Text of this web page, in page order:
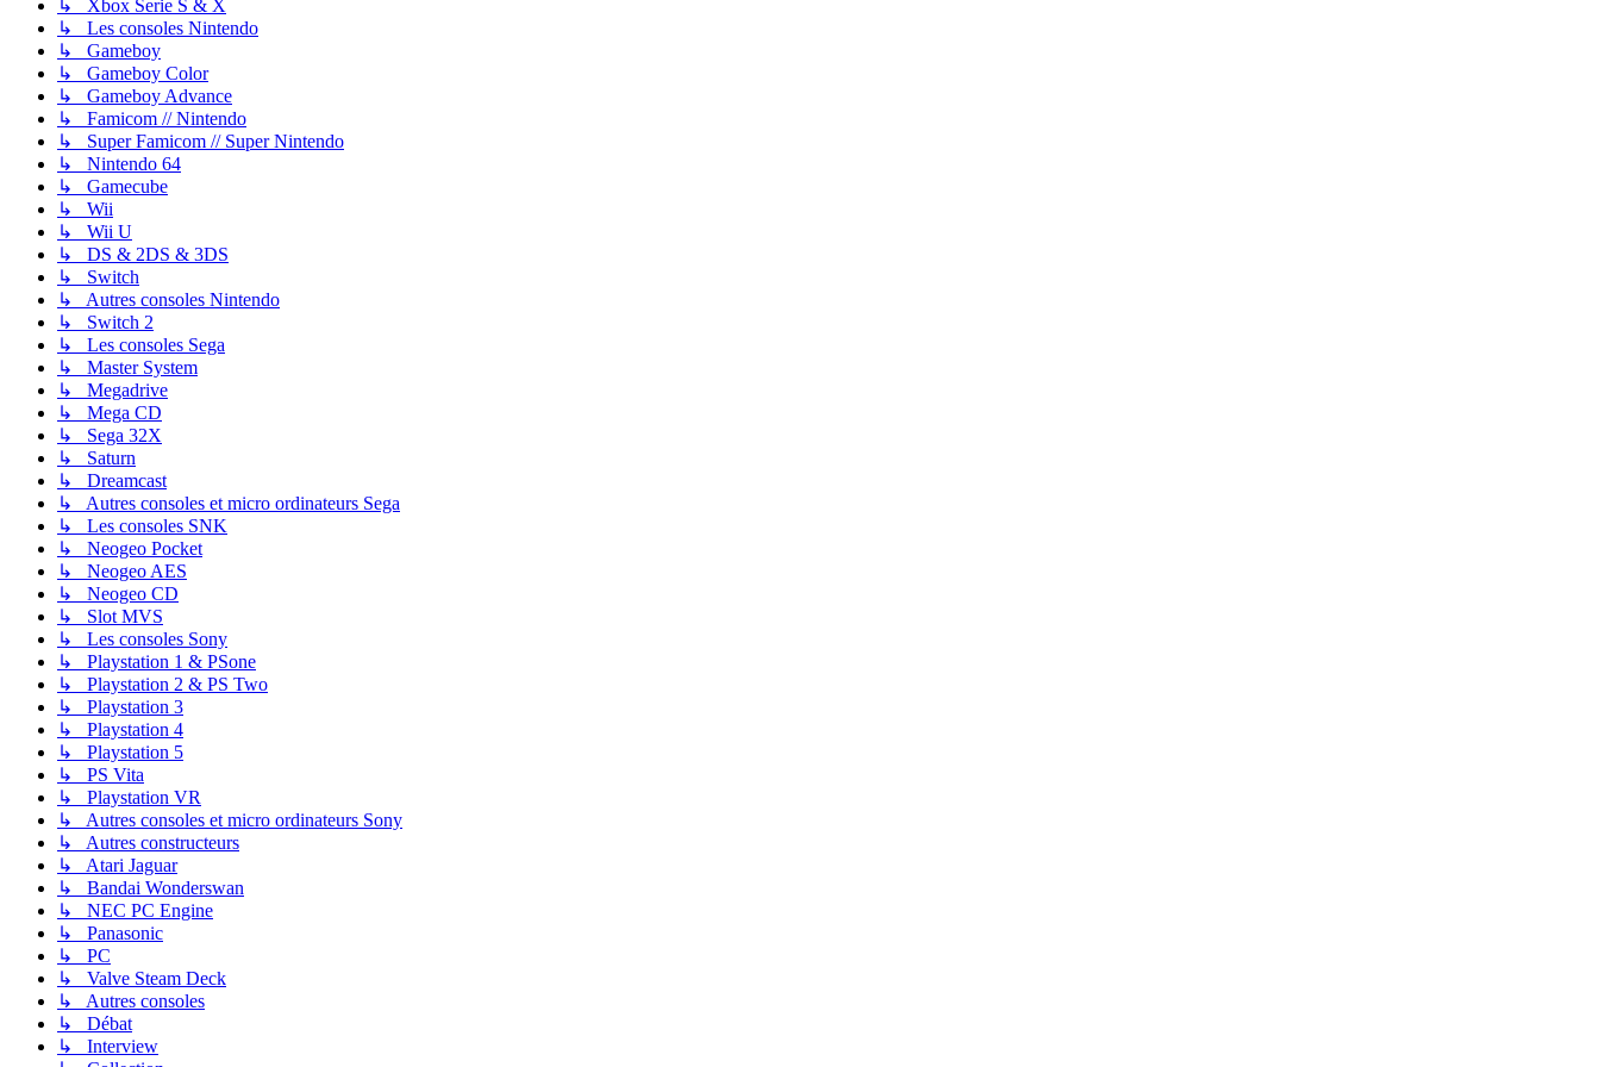
↳ Xbox Serie S & X
↳ Les consoles Nintendo
↳ Gameboy
↳ Gameboy Color
↳ Gameboy Advance
↳ Famicom // Nintendo
↳ Super Famicom // Super Nintendo
↳ Nintendo 64
↳ Gamecube
↳ Wii
↳ Wii U
↳ DS & 2DS & 3DS
↳ Switch
↳ Autres consoles Nintendo
↳ Switch 2
↳ Les consoles Sega
↳ Master System
↳ Megadrive
↳ Mega CD
↳ Sega 32X
↳ Saturn
↳ Dreamcast
↳ Autres consoles et micro ordinateurs Sega
↳ Les consoles SNK
↳ Neogeo Pocket
↳ Neogeo AES
↳ Neogeo CD
↳ Slot MVS
↳ Les consoles Sony
↳ Playstation 1 & PSone
↳ Playstation 2 & PS Two
↳ Playstation 3
↳ Playstation 4
↳ Playstation 5
↳ PS Vita
↳ Playstation VR
↳ Autres consoles et micro ordinateurs Sony
↳ Autres constructeurs
↳ Atari Jaguar
↳ Bandai Wonderswan
↳ NEC PC Engine
↳ Panasonic
↳ PC
↳ Valve Steam Deck
↳ Autres consoles
↳ Débat
↳ Interview